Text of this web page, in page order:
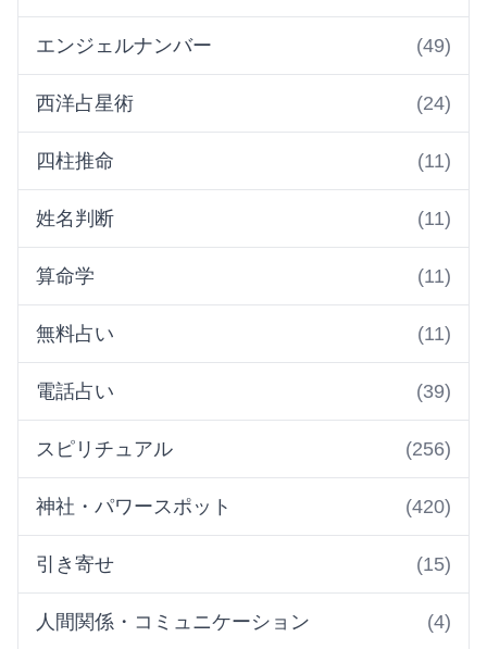
エンジェルナンバー (49)
西洋占星術 (24)
四柱推命 (11)
姓名判断 (11)
算命学 (11)
無料占い (11)
電話占い (39)
スピリチュアル (256)
神社・パワースポット (420)
引き寄せ (15)
人間関係・コミュニケーション (4)